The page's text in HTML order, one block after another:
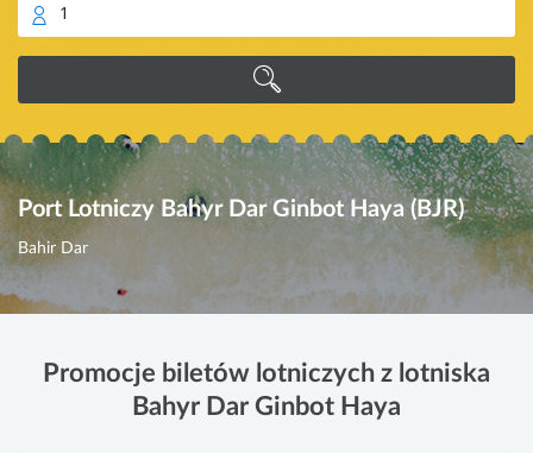
1
Port Lotniczy Bahyr Dar Ginbot Haya (BJR)
Bahir Dar
Promocje biletów lotniczych z lotniska
Bahyr Dar Ginbot Haya